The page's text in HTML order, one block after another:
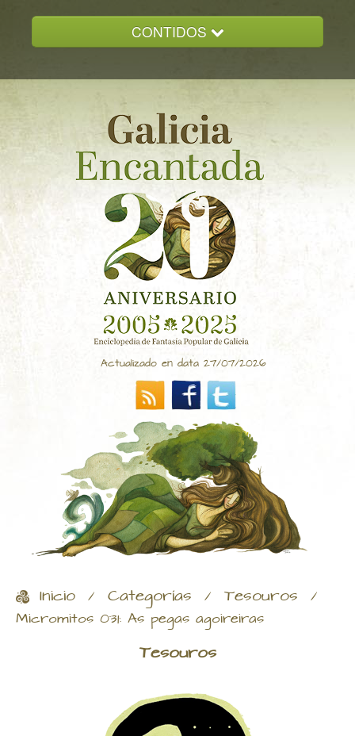
CONTIDOS
GALICIA ENCANTADA
DOCUMENTACION
NOVAS
CONTACTO
Actualizado en data 27/07/2026
Inicio / Categorías / Tesouros /
Micromitos 031: As pegas agoireiras
Tesouros